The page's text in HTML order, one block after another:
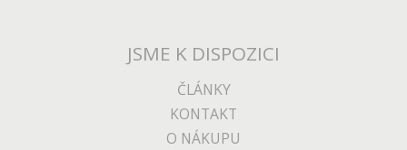
JSME K DISPOZICI
ČLÁNKY
KONTAKT
O NÁKUPU